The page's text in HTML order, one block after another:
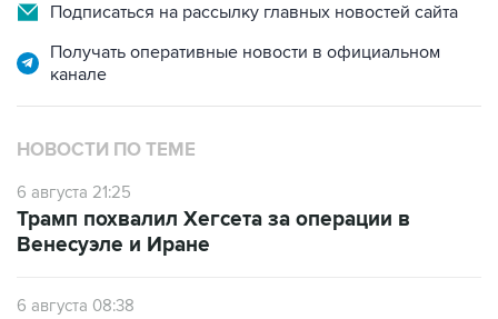
Подписаться на рассылку главных новостей сайта
Получать оперативные новости в официальном
канале
НОВОСТИ ПО ТЕМЕ
6 августа 21:25
Трамп похвалил Хегсета за операции в
Венесуэле и Иране
6 августа 08:38